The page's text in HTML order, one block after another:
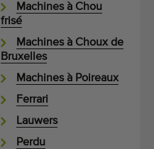
Machines à Chou
frisé
Machines à Choux de
Bruxelles
Machines à Poireaux
Ferrari
Lauwers
Perdu